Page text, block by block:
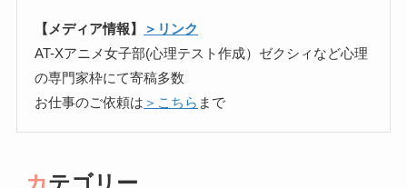
【メディア情報】
＞リンク
AT-Xアニメ女子部(心理テスト作成）ゼクシィなど心理
の専門家枠にて寄稿多数
お仕事のご依頼は ＞こちら まで